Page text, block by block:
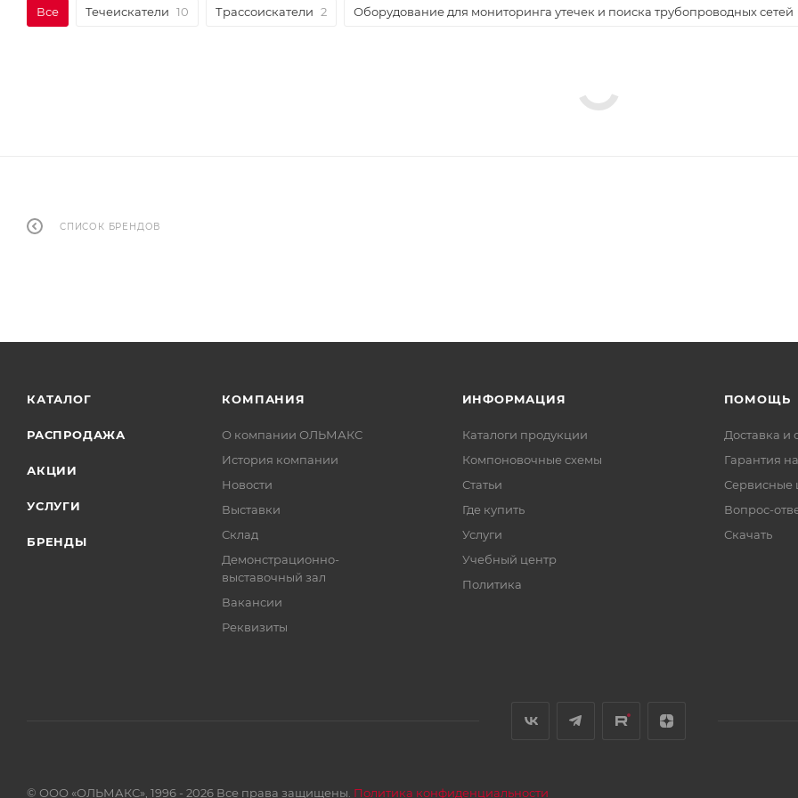
Все Течеискатели 10 Трассоискатели 2 Оборудование для мониторинга утечек и поиска трубопроводных сетей
СПИСОК БРЕНДОВ
КАТАЛОГ
РАСПРОДАЖА
АКЦИИ
УСЛУГИ
БРЕНДЫ
КОМПАНИЯ
О компании ОЛЬМАКС
История компании
Новости
Выставки
Склад
Демонстрационно-
выставочный зал
Вакансии
Реквизиты
ИНФОРМАЦИЯ
Каталоги продукции
Компоновочные схемы
Статьи
Где купить
Услуги
Учебный центр
Политика
ПОМОЩЬ
Доставка и
Гарантия
Сервисные
Вопрос-
Скачать
© ООО «ОЛЬМАКС», 1996 - 2026 Все права защищены. Политика конфиденциальности